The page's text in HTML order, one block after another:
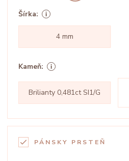
Šírka:
4 mm
Kameň:
Brilianty 0,481ct SI1/G
PÁNSKY PRSTEŇ